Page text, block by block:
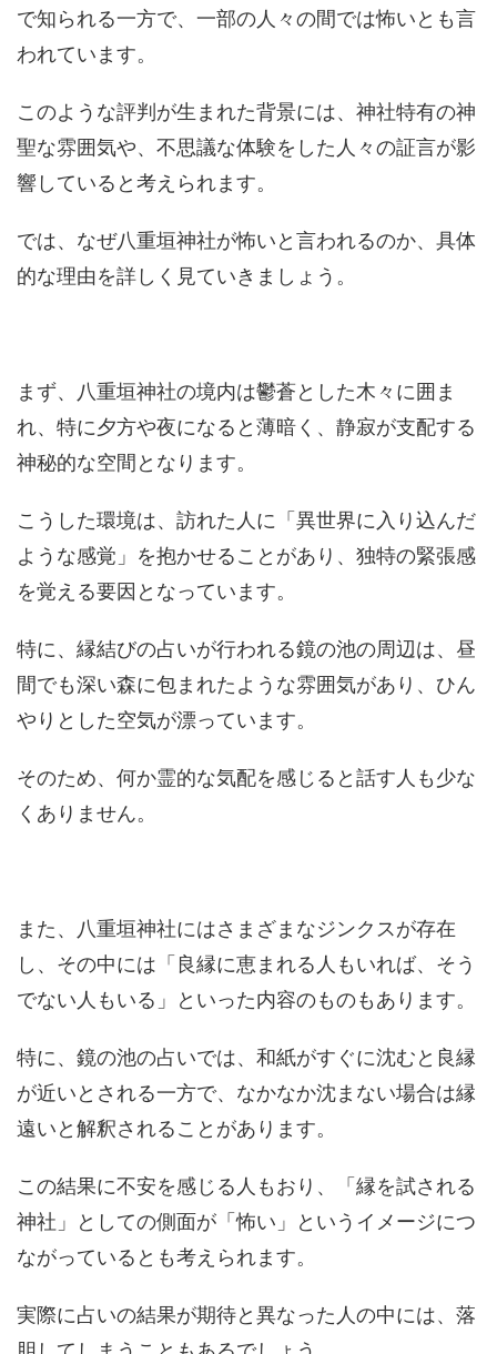
で知られる一方で、一部の人々の間では怖いとも言
われています。
このような評判が生まれた背景には、神社特有の神
聖な雰囲気や、不思議な体験をした人々の証言が影
響していると考えられます。
では、なぜ八重垣神社が怖いと言われるのか、具体
的な理由を詳しく見ていきましょう。
まず、八重垣神社の境内は鬱蒼とした木々に囲ま
れ、特に夕方や夜になると薄暗く、静寂が支配する
神秘的な空間となります。
こうした環境は、訪れた人に「異世界に入り込んだ
ような感覚」を抱かせることがあり、独特の緊張感
を覚える要因となっています。
特に、縁結びの占いが行われる鏡の池の周辺は、昼
間でも深い森に包まれたような雰囲気があり、ひん
やりとした空気が漂っています。
そのため、何か霊的な気配を感じると話す人も少な
くありません。
また、八重垣神社にはさまざまなジンクスが存在
し、その中には「良縁に恵まれる人もいれば、そう
でない人もいる」といった内容のものもあります。
特に、鏡の池の占いでは、和紙がすぐに沈むと良縁
が近いとされる一方で、なかなか沈まない場合は縁
遠いと解釈されることがあります。
この結果に不安を感じる人もおり、「縁を試される
神社」としての側面が「怖い」というイメージにつ
ながっているとも考えられます。
実際に占いの結果が期待と異なった人の中には、落